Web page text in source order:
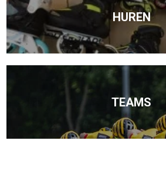
HUREN
TEAMS